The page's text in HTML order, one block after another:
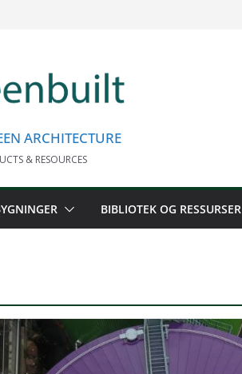
ARCHITECTURE
& RESOURCES
BIBLIOTEK OG RESSURSER